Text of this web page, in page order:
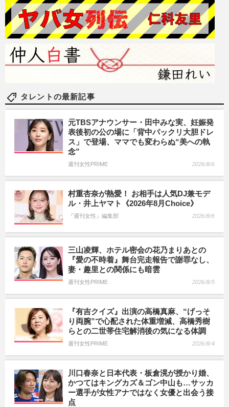
タレントの最新記事
元TBSアナウンサー・田中みな実、妊娠発
表後初の公の場に「背中パックリ大胆ドレ
ス」で登場、ママでも変わらぬ“美への執
念”
週刊女性PRIME 2026/8/6
村重杏奈が熱愛！ お相手は人気DJ兼モデ
ル・井上ヤマト《2026年8月Choice》
『週刊女性』編集部 2026/8/6
三山凌輝、ホテル密会の花乃まりあとの
『愛の不時着』舞台完走報告で謝罪なし、
妻・趣里との関係にも暗雲
週刊女性PRIME 2026/8/5
『有吉クイズ』出演の高橋真麻、“げっそ
り両腕”で心配された体重増減、高橋秀樹
らとの二世帯住宅解消後の気になる体調
週刊女性PRIME 2026/8/4
川口春奈と日本代表・板倉滉が授かり婚、
かつてはキングカズ＆ゴン中山も…サッカ
ー選手が女性アナではなく女優と出会う接
点